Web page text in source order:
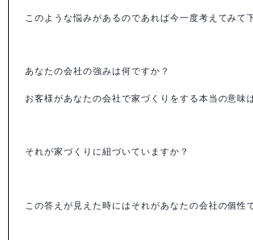
このような悩みがあるのであれば今一度考えてみて
あなたの会社の強みは何ですか？
お客様があなたの会社で家づくりをする本当の意味
それが家づくりに紐づいていますか？
この答えが見えた時にはそれがあなたの会社の個性